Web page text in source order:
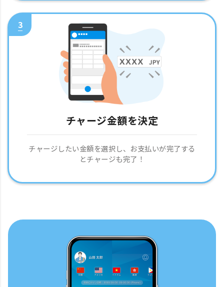
3
チャージ金額を決定
チャージしたい金額を選択し、お支払いが完了する
とチャージも完了！